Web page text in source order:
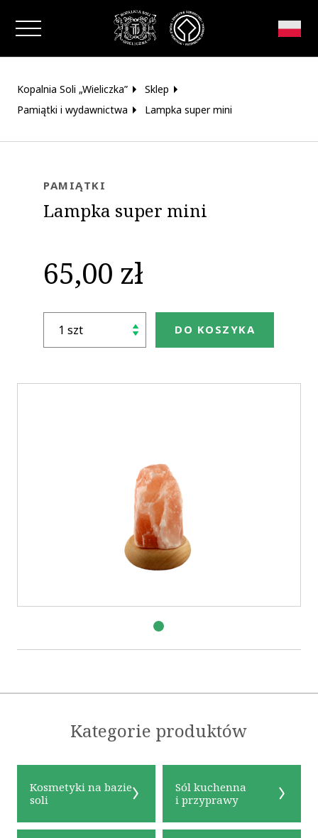
Zamknij okno
Kopalnia Soli „Wieliczka”
Sklep
Pamiątki i wydawnictwa
Lampka super mini
PAMIĄTKI
Lampka super mini
65,00 zł
DO KOSZYKA
Kategorie produktów
Kosmetyki na bazie
soli
Sól kuchenna
i przyprawy